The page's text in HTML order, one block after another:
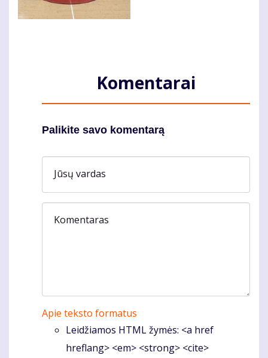
Komentarai
Palikite savo komentarą
Jūsų vardas
Komentaras
Apie teksto formatus
Leidžiamos HTML žymės: <a href
hreflang> <em> <strong> <cite>